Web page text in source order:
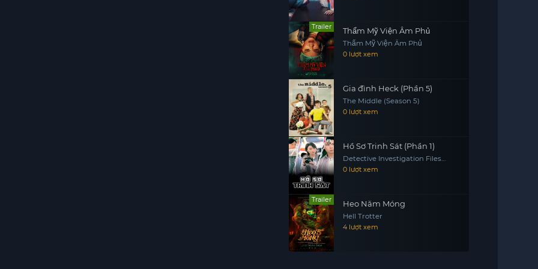
Trailer Thẩm Mỹ Viện Âm Phủ
Thẩm Mỹ Viện Âm Phủ
0 lượt xem
Gia đình Heck (Phần 5)
The Middle (Season 5)
0 lượt xem
Hồ Sơ Trinh Sát (Phần 1)
Detective Investigation Files
(Season 1)
0 lượt xem
Trailer Heo Năm Móng
Hell Trotter
4 lượt xem